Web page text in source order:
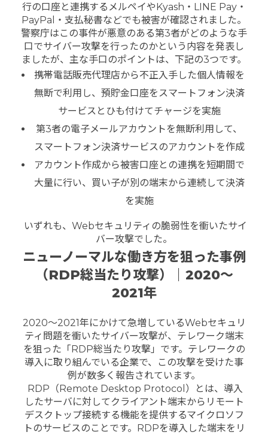
行の口座と連携するメルペイやKyash・LINE Pay・
PayPal・支払秘書などでも被害が確認されました。
警察庁はこの事件が悪意のある第3者がどのような手
口でサイバー攻撃を行ったのかという内容を発表し
ましたが、主な手口のポイントは、下記の3つです。
携帯電話販売代理店から不正入手した個人情報を
無断で利用し、預貯金口座をスマートフォン決済
サービスとひも付けてチャージを実施
第3者の電子メールアカウントを無断利用して、
スマートフォン決済サービスのアカウントを作成
アカウント作成から被害口座との連携を短期間で
大量に行い、買い子が別の端末から連続して決済
を実施
いずれも、Webセキュリティの脆弱性を衝いたサイ
バー攻撃でした。
ニューノーマルな働き方を狙った事例
（RDP総当たり攻撃）｜2020～
2021年
2020～2021年にかけて急増しているWebセキュリ
ティ問題を衝いたサイバー攻撃が、テレワーク端末
を狙った「RDP総当たり攻撃」です。テレワークの
導入に取り組んでいる企業で、この攻撃を受けた事
例が数多く報告されています。
RDP（Remote Desktop Protocol）とは、導入
したサーバに対してクライアント端末からリモート
デスクトップ接続する機能を提供するマイクロソフ
トのサービスのことです。RDPを導入した端末をリ